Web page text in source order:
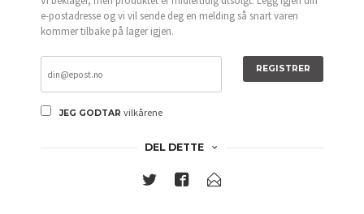
e-postadresse og vi vil sende deg en melding så snart varen
kommer tilbake på lager igjen.
JEG GODTAR vilkårene
REGISTRER
DEL DETTE